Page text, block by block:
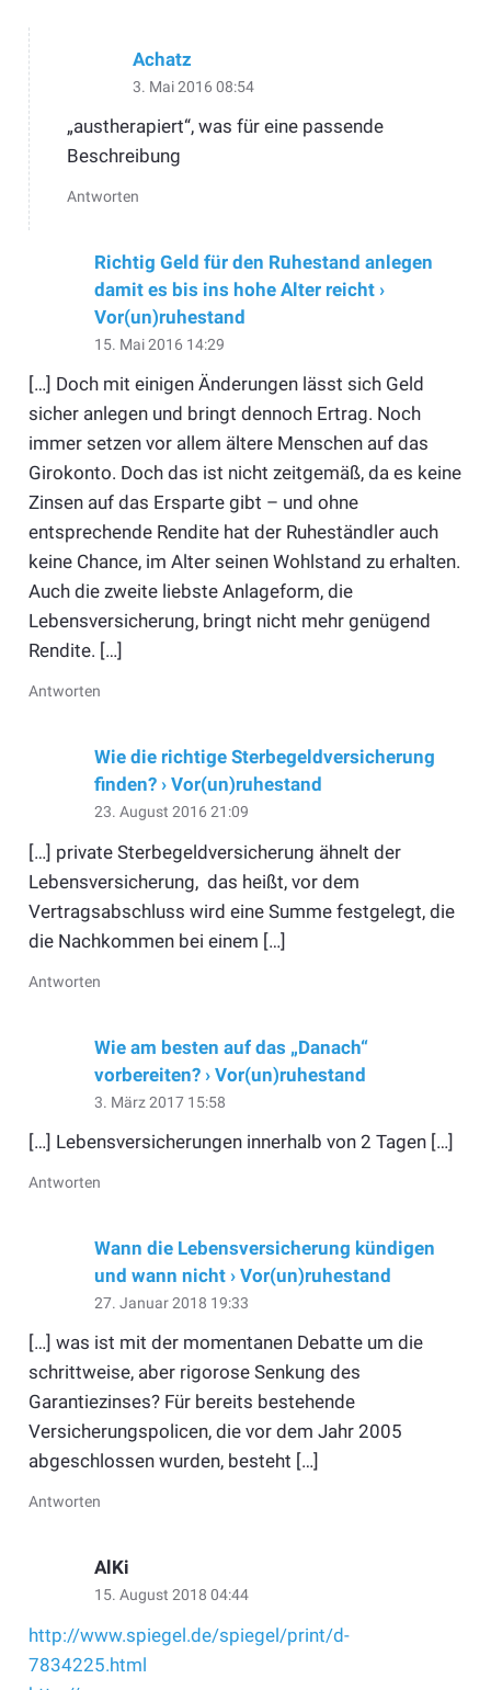
Achatz
3. Mai 2016 08:54
„austherapiert“, was für eine passende
Beschreibung
Antworten
Richtig Geld für den Ruhestand anlegen
damit es bis ins hohe Alter reicht ›
Vor(un)ruhestand
15. Mai 2016 14:29
[…] Doch mit einigen Änderungen lässt sich Geld
sicher anlegen und bringt dennoch Ertrag. Noch
immer setzen vor allem ältere Menschen auf das
Girokonto. Doch das ist nicht zeitgemäß, da es keine
Zinsen auf das Ersparte gibt – und ohne
entsprechende Rendite hat der Ruheständler auch
keine Chance, im Alter seinen Wohlstand zu erhalten.
Auch die zweite liebste Anlageform, die
Lebensversicherung, bringt nicht mehr genügend
Rendite. […]
Antworten
Wie die richtige Sterbegeldversicherung
finden? › Vor(un)ruhestand
23. August 2016 21:09
[…] private Sterbegeldversicherung ähnelt der
Lebensversicherung, das heißt, vor dem
Vertragsabschluss wird eine Summe festgelegt, die
die Nachkommen bei einem […]
Antworten
Wie am besten auf das „Danach“
vorbereiten? › Vor(un)ruhestand
3. März 2017 15:58
[…] Lebensversicherungen innerhalb von 2 Tagen […]
Antworten
Wann die Lebensversicherung kündigen
und wann nicht › Vor(un)ruhestand
27. Januar 2018 19:33
[…] was ist mit der momentanen Debatte um die
schrittweise, aber rigorose Senkung des
Garantiezinses? Für bereits bestehende
Versicherungspolicen, die vor dem Jahr 2005
abgeschlossen wurden, besteht […]
Antworten
AlKi
15. August 2018 04:44
http://www.spiegel.de/spiegel/print/d-
7834225.html